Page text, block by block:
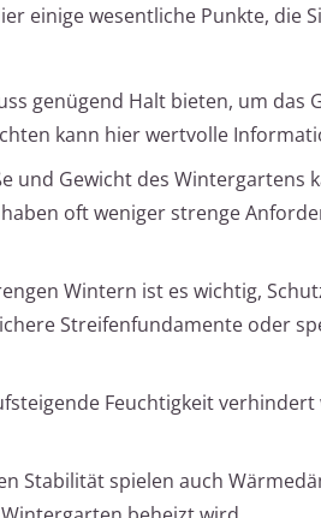
einige wesentliche Punkte, die
genügend Halt bieten, um das
kann hier wertvolle
und Gewicht des Wintergartens
oft weniger strenge
Wintern ist es wichtig,
Streifenfundamente oder
Feuchtigkeit
Stabilität spielen auch